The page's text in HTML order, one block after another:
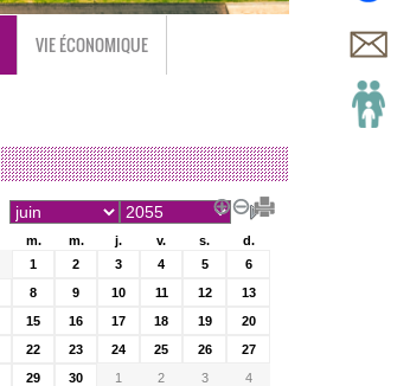
VIE ÉCONOMIQUE
m. m. j. v. s.
d.
1 2 3 4 5
6
8 9 10 11 12
13
15 16 17 18 19
20
22 23 24 25 26
27
29 30 1 2 3 4